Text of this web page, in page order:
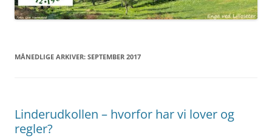
MÅNEDLIGE ARKIVER: SEPTEMBER 2017
Linderudkollen – hvorfor har vi lover og
regler?